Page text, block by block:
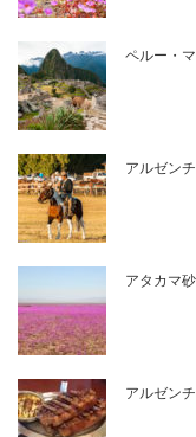
ペルー・
アルゼン
アタカマ
アルゼン